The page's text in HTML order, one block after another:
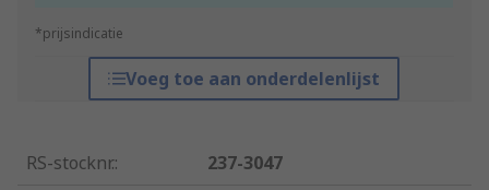
*prijsindicatie
Voeg toe aan onderdelenlijst
RS-stocknr.:
237-3047